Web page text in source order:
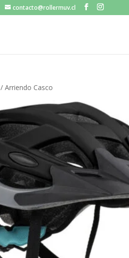
contacto@rollermuv.cl
/ Arriendo Casco